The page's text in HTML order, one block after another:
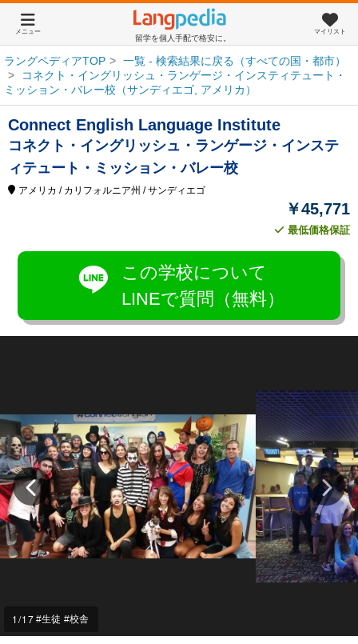
留学を個人手配で格安に。
メニュー マイリスト
ラングペディアTOP
一覧 - 検索結果に戻る（すべての国・都市）
コネクト・イングリッシュ・ランゲージ・インスティテュート・
ミッション・バレー校（サンディエゴ, アメリカ）
Connect English Language Institute
コネクト・イングリッシュ・ランゲージ・インステ
ィテュート・ミッション・バレー校
アメリカ / カリフォルニア州 / サンディエゴ
￥45,771
最低価格保証
この学校について
LINEで質問（無料）
1/17 生徒 校舎